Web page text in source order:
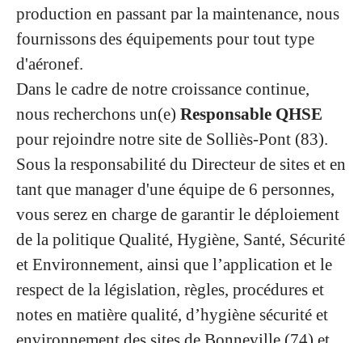
production en passant par la maintenance, nous
fournissons des équipements pour tout type
d'aéronef.
Dans le cadre de notre croissance continue,
nous recherchons un(e) Responsable QHSE
pour rejoindre notre site de Solliès-Pont (83).
Sous la responsabilité du Directeur de sites et en
tant que manager d'une équipe de 6 personnes,
vous serez en charge de garantir le déploiement
de la politique Qualité, Hygiène, Santé, Sécurité
et Environnement, ainsi que l’application et le
respect de la législation, règles, procédures et
notes en matière qualité, d’hygiène sécurité et